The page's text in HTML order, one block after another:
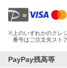
※ 上のいずれかのクレ
番号はご注文先スト
PayPay残高等